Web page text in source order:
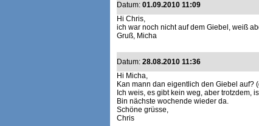
Datum: 01.09.2010 11:09
Hi Chris,
ich war noch nicht auf dem Giebel, weiß
Gruß, Micha
Datum: 28.08.2010 11:36
Hi Micha,
Kan mann dan eigentlich den Giebel auf?
Ich weis, es gibt kein weg, aber trotzdem,
Bin nächste wochende wieder da.
Schöne grüsse,
Chris